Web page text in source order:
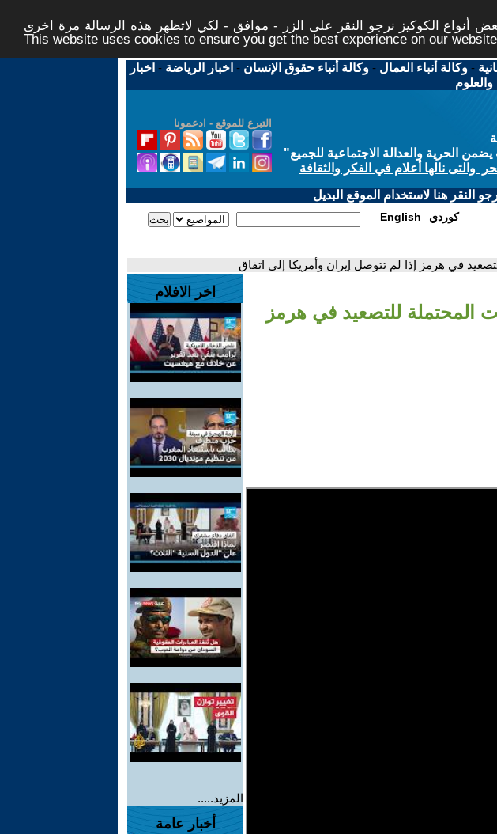
أنواع الكوكيز نرجو النقر على الزر - موافق - لكي لاتظهر هذه الرسالة مرة اخرى -
This website uses cookies to ensure you get the best experience on our website
-وكالة أنباء العمال -وكالة أنباء حقوق الإنسان - اخبار الرياضة - اخبار
التبرع للموقع - ادعمونا
الحرية والعدالة الاجتماعية للجميع"
والتى نالها أعلام في الفكر والثقافة
النقر هنا لاستخدام الموقع البديل
English كوردي
في هرمز إذا لم تتوصل إيران وأمريكا إلى اتفاق
المحتملة للتصعيد في هرمز
اخر الافلام
المزيد.....
أخبار عامة